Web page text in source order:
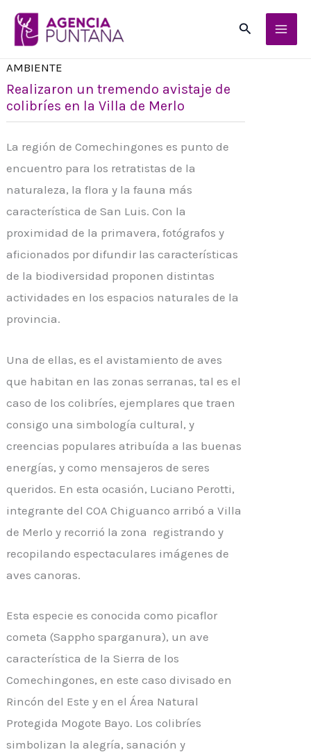
Buscar
AMBIENTE
Realizaron un tremendo avistaje de
colibríes en la Villa de Merlo
La región de Comechingones es punto de
encuentro para los retratistas de la
naturaleza, la flora y la fauna más
característica de San Luis. Con la
proximidad de la primavera, fotógrafos y
aficionados por difundir las características
de la biodiversidad proponen distintas
actividades en los espacios naturales de la
provincia.
Una de ellas, es el avistamiento de aves
que habitan en las zonas serranas, tal es el
caso de los colibríes, ejemplares que traen
consigo una simbología cultural, y
creencias populares atribuída a las buenas
energías, y como mensajeros de seres
queridos. En esta ocasión, Luciano Perotti,
integrante del COA Chiguanco arribó a Villa
de Merlo y recorrió la zona registrando y
recopilando espectaculares imágenes de
aves canoras.
Esta especie es conocida como picaflor
cometa (Sappho sparganura), un ave
característica de la Sierra de los
Comechingones, en este caso divisado en
Rincón del Este y en el Área Natural
Protegida Mogote Bayo. Los colibríes
simbolizan la alegría, sanación y